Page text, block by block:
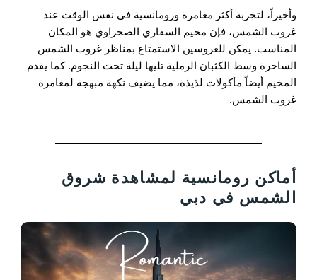
وأخيراً، لتجربة أكثر مغامرة ورومانسية في نفس الوقت عند
غروب الشمس، فإن مخيم السفاري الصحراوي هو المكان
المناسب. يمكن للعروسين الاستمتاع بمناظر غروب الشمس
الساحرة وسط الكثبان الرملية تليها ليلة تحت النجوم. كما يقدم
المخيم أيضاً مأكولات لذيذة، مما يضيف نكهة مبهجة لمغامرة
غروب الشمس.
أماكن رومانسية لمشاهدة شروق
الشمس في دبي